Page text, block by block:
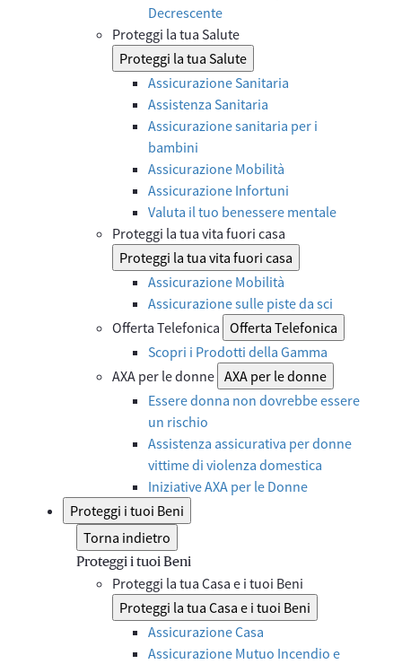
Decrescente
Proteggi la tua Salute
Proteggi la tua Salute
Assicurazione Sanitaria
Assistenza Sanitaria
Assicurazione sanitaria per i
bambini
Assicurazione Mobilità
Assicurazione Infortuni
Valuta il tuo benessere mentale
Proteggi la tua vita fuori casa
Proteggi la tua vita fuori casa
Assicurazione Mobilità
Assicurazione sulle piste da sci
Offerta Telefonica Offerta Telefonica
Scopri i Prodotti della Gamma
AXA per le donne AXA per le donne
Essere donna non dovrebbe essere
un rischio
Assistenza assicurativa per donne
vittime di violenza domestica
Iniziative AXA per le Donne
Proteggi i tuoi Beni
Torna indietro
Proteggi i tuoi Beni
Proteggi la tua Casa e i tuoi Beni
Proteggi la tua Casa e i tuoi Beni
Assicurazione Casa
Assicurazione Mutuo Incendio e